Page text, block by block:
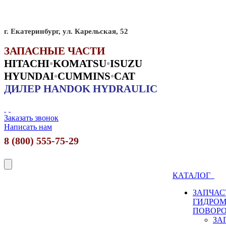
г. Екатеринбург, ул. Карельская, 52
ЗАПАСНЫЕ ЧАСТИ
HITACHI•KOMATSU•ISUZU
HYUNDAI•CUMMINS•CAT
ДИЛЕР HANDOK HYDRAULIC
Заказать звонок
Написать нам
8 (800) 555-75-29
КАТАЛОГ